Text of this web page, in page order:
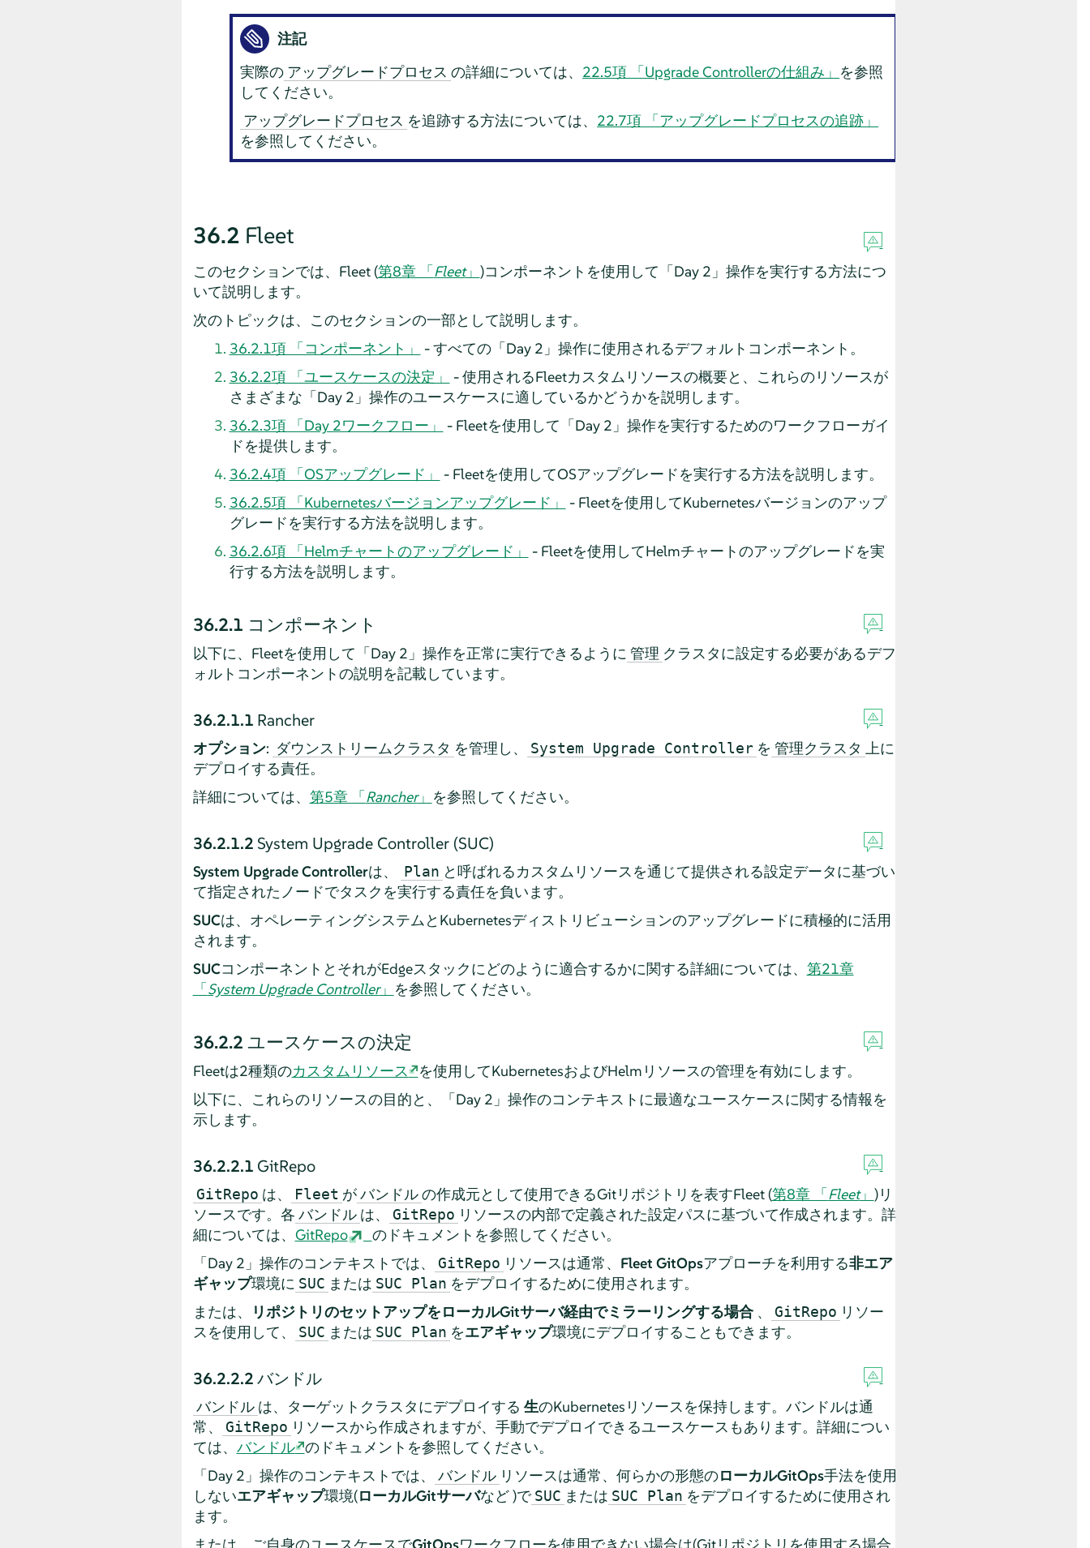
注記
実際の アップグレードプロセス の詳細については、 22.5項 「Upgrade Controllerの仕組み」 を参照
してください。
アップグレードプロセス を追跡する方法については、 22.7項 「アップグレードプロセスの追跡」
を参照してください。
36.2 Fleet
このセクションでは、Fleet (第8章 「Fleet」 )コンポーネントを使用して「Day 2」操作を実行する方法につ
いて説明します。
次のトピックは、このセクションの一部として説明します。
36.2.1項 「コンポーネント」
- すべての「Day 2」操作に使用されるデフォルトコンポーネント。
36.2.2項 「ユースケースの決定」
- 使用されるFleetカスタムリソースの概要と、これらのリソースが
さまざまな「Day 2」操作のユースケースに適しているかどうかを説明します。
36.2.3項 「Day 2ワークフロー」
- Fleetを使用して「Day 2」操作を実行するためのワークフローガイ
ドを提供します。
36.2.4項 「OSアップグレード」
- Fleetを使用してOSアップグレードを実行する方法を説明します。
36.2.5項 「Kubernetesバージョンアップグレード」
- Fleetを使用してKubernetesバージョンのアップ
グレードを実行する方法を説明します。
36.2.6項 「Helmチャートのアップグレード」
- Fleetを使用してHelmチャートのアップグレードを実
行する方法を説明します。
36.2.1 コンポーネント
以下に、Fleetを使用して「Day 2」操作を正常に実行できるように 管理 クラスタに設定する必要があるデフ
ォルトコンポーネントの説明を記載しています。
36.2.1.1 Rancher
オプション: ダウンストリームクラスタ を管理し、 System Upgrade Controller を 管理クラスタ 上に
デプロイする責任。
詳細については、 第5章 「Rancher」 を参照してください。
36.2.1.2 System Upgrade Controller (SUC)
System Upgrade Controllerは、 Plan と呼ばれるカスタムリソースを通じて提供される設定データに基づい
て指定されたノードでタスクを実行する責任を負います。
SUCは、オペレーティングシステムとKubernetesディストリビューションのアップグレードに積極的に活用
されます。
SUCコンポーネントとそれがEdgeスタックにどのように適合するかに関する詳細については、 第21章
「System Upgrade Controller」 を参照してください。
36.2.2 ユースケースの決定
Fleetは2種類のカスタムリソース
を使用してKubernetesおよびHelmリソースの管理を有効にします。
以下に、これらのリソースの目的と、「Day 2」操作のコンテキストに最適なユースケースに関する情報を
示します。
36.2.2.1 GitRepo
GitRepo は、 Fleet が バンドル の作成元として使用できるGitリポジトリを表すFleet (第8章 「Fleet」 )リ
ソースです。各 バンドル は、 GitRepo リソースの内部で定義された設定パスに基づいて作成されます。詳
細については、 GitRepo
のドキュメントを参照してください。
「Day 2」操作のコンテキストでは、
GitRepo リソースは通常、 Fleet GitOpsアプローチを利用する非エア
ギャップ環境に SUC または SUC Plan をデプロイするために使用されます。
または、
リポジトリのセットアップをローカルGitサーバ経由でミラーリングする場合、 GitRepo リソー
スを使用して、
SUC または SUC Plan をエアギャップ環境にデプロイすることもできます。
36.2.2.2バンドル
バンドル は、ターゲットクラスタにデプロイする 生のKubernetesリソースを保持します。バンドルは通
常、
GitRepo リソースから作成されますが、手動でデプロイできるユースケースもあります。詳細につい
ては、 バンドル のドキュメントを参照してください。
「Day 2」操作のコンテキストでは、
バンドル リソースは通常、何らかの形態のローカルGitOps手法を使用
しないエアギャップ環境(ローカルGitサーバなど )で SUC または SUC Plan をデプロイするために使用され
ます。